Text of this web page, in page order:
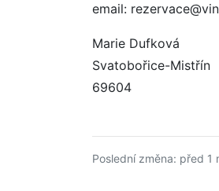
email:
Marie Dufková
Svatobořice-Mistřín
69604
Poslední změna: před 1